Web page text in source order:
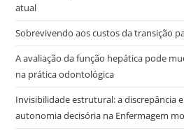
atual
Sobrevivendo aos custos da transição
A avaliação da função hepática pode
na prática odontológica
Invisibilidade estrutural: a discrepância
autonomia decisória na Enfermagem